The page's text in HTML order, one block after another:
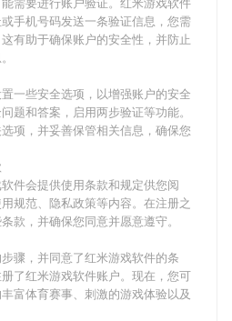
手机号码发送一条验证信息，您需
有助于确保账户的安全性，并防止
一些安全选项，以增强账户的安全
题和答案，启用两步验证等功能。
项，并妥善保管相关信息，确保您
件会提供使用条款和规定供您阅
规范、隐私政策等内容。在注册之
款，并确保您同意并愿意遵守。
骤，并同意了红米游戏软件的条
了红米游戏软件账户。现在，您可
富体育赛事、刺激的游戏体验以及